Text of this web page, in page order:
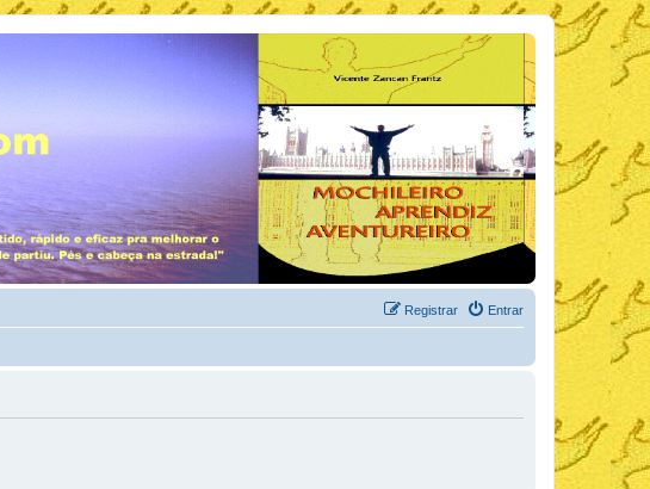
Entrar
Registrar